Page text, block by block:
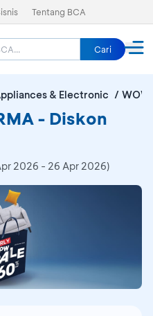
Tentang BCA
Cari
& Electronic WOW
- Diskon
2026 - 26 Apr 2026)